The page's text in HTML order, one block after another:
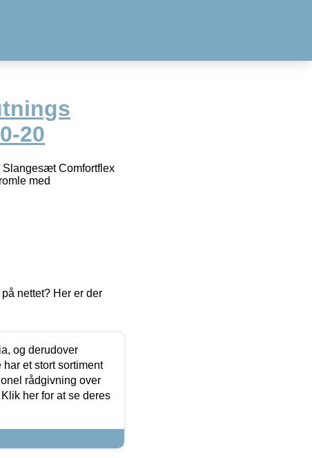
20
Slangesæt Comfortflex
med
nettet? Her er der
og derudover
et stort sortiment
rådgivning over
her for at se deres